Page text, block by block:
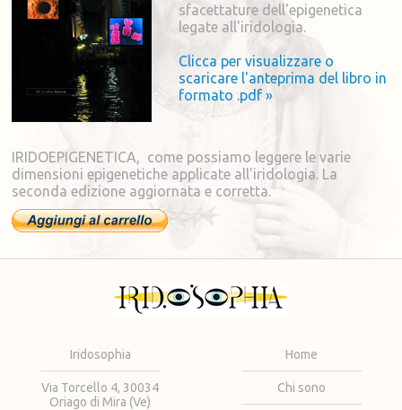
sfacettature dell'epigenetica
legate all'iridologia.
Clicca per visualizzare o
scaricare l'anteprima del libro in
formato .pdf »
IRIDOEPIGENETICA, come possiamo leggere le varie
dimensioni epigenetiche applicate all'iridologia. La
seconda edizione aggiornata e corretta.
Iridosophia
Via Torcello 4, 30034
Oriago di Mira (Ve)
Home
Chi sono